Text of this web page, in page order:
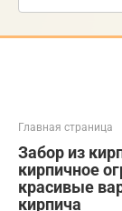
Главная страница
Забор из
кирпичное
красивые
кирпича